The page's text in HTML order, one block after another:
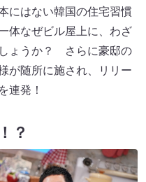
にはない韓国の住宅習慣
体なぜビル屋上に、わざ
ょうか？ さらに豪邸の
が随所に施され、リリー
連発！
？